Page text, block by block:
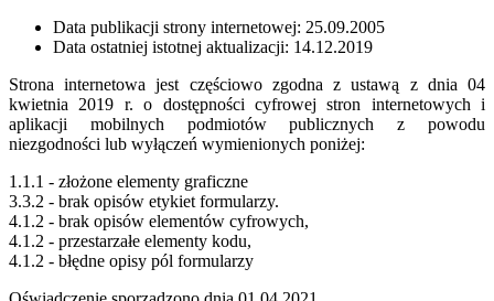
Data publikacji strony internetowej: 25.09.2005
Data ostatniej istotnej aktualizacji: 14.12.2019
Strona internetowa jest częściowo zgodna z ustawą z dnia 04
kwietnia 2019 r. o dostępności cyfrowej stron internetowych i
aplikacji mobilnych podmiotów publicznych z powodu
niezgodności lub wyłączeń wymienionych poniżej:
1.1.1 - złożone elementy graficzne
3.3.2 - brak opisów etykiet formularzy.
4.1.2 - brak opisów elementów cyfrowych,
4.1.2 - przestarzałe elementy kodu,
4.1.2 - błędne opisy pól formularzy